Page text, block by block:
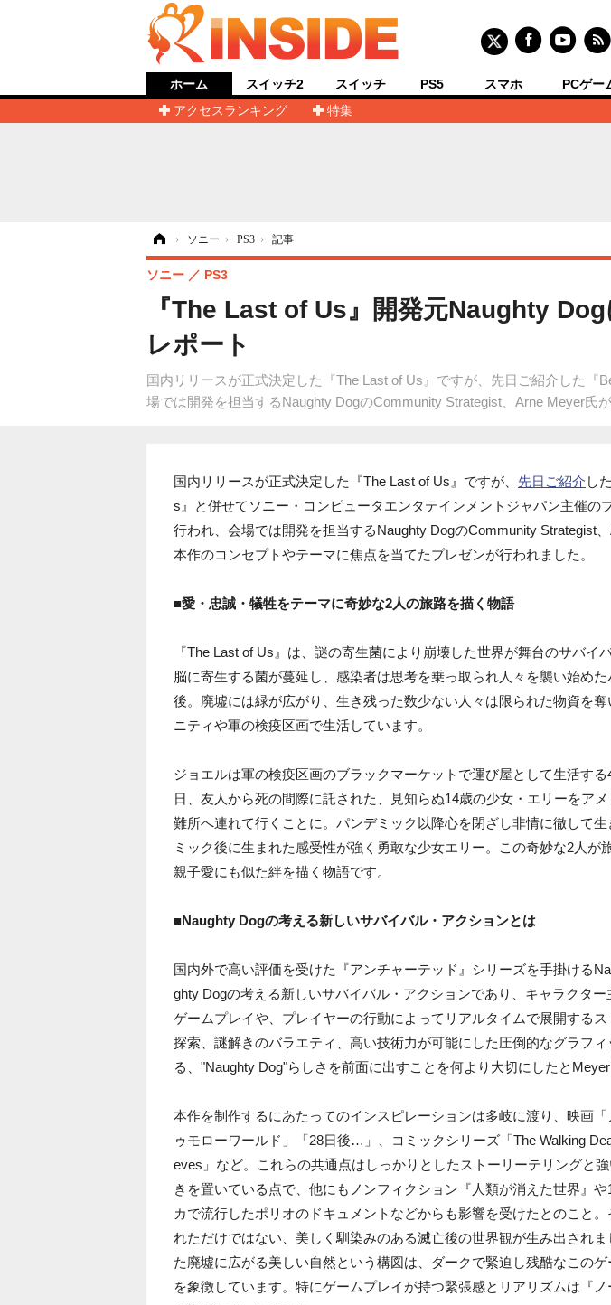
ホーム
アクセスランキング
特集
スイッチ2 スイッチ PS5 スマホ PCゲー
› ソニー › PS3 › 記事
『The Last of Us』開発元Naughty
レポート
国内リリースが正式決定した『The Last of Us』ですが、先日ご紹介した
場では開発を担当するNaughty DogのCommunity Strategist、Arne Meyer氏が
ソニー PS3
国内リリースが正式決定した『The Last of Us』ですが、 先日ご紹介 し
s』と併せてソニー・コンピュータエンタテインメントジャパン主催の
行われ、会場では開発を担当するNaughty DogのCommunity Strategist、
本作のコンセプトやテーマに焦点を当てたプレゼンが行われました。
■愛・忠誠・犠牲をテーマに奇妙な2人の旅路を描く物語
『The Last of Us』は、謎の寄生菌により崩壊した世界が舞台のサバイ
脳に寄生する菌が蔓延し、感染者は思考を乗っ取られ人々を襲い始め
後。廃墟には緑が広がり、生き残った数少ない人々は限られた物資を奪
ニティや軍の検疫区画で生活しています。
ジョエルは軍の検疫区画のブラックマーケットで運び屋として生活す
日、友人から死の間際に託された、見知らぬ14歳の少女・エリーをア
難所へ連れて行くことに。パンデミック以降心を閉ざし非情に徹して
ミック後に生まれた感受性が強く勇敢な少女エリー。この奇妙な2人が
親子愛にも似た絆を描く物語です。
■Naughty Dogの考える新しいサバイバル・アクションとは
国内外で高い評価を受けた『アンチャーテッド』シリーズを手掛ける
ghty Dogの考える新しいサバイバル・アクションであり、キャラクター
ゲームプレイや、プレイヤーの行動によってリアルタイムで展開する
探索、謎解きのバラエティ、高い技術力が可能にした圧倒的なグラフ
る、"Naughty Dog"らしさを前面に出すことを何より大切にしたとMeyer
本作を制作するにあたってのインスピレーションは多岐に渡り、映画「
ゥモローワールド」「28日後…」、コミックシリーズ「The Walking
eves」など。これらの共通点はしっかりとしたストーリーテリングと
きを置いている点で、他にもノンフィクション『人類が消えた世界』や
カで流行したポリオのドキュメントなどからも影響を受けたとのこと
れただけではない、美しく馴染みのある滅亡後の世界観が生み出されま
た廃墟に広がる美しい自然という構図は、ダークで緊迫し残酷なこの
を象徴しています。特にゲームプレイが持つ緊張感とリアリズムは『